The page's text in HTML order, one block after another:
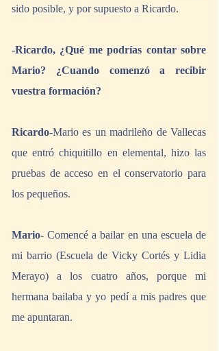
sido posible, y por supuesto a Ricardo.
-Ricardo, ¿Qué me podrías contar sobre
Mario? ¿Cuando comenzó a recibir
vuestra formación?
Ricardo-Mario es un madrileño de Vallecas
que entró chiquitillo en elemental, hizo las
pruebas de acceso en el conservatorio para
los pequeños.
Mario- Comencé a bailar en una escuela de
mi barrio (Escuela de Vicky Cortés y Lidia
Merayo) a los cuatro años, porque mi
hermana bailaba y yo pedí a mis padres que
me apuntaran.